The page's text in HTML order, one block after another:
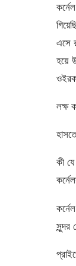
এসে
হয়ে
লক্ষ
কী